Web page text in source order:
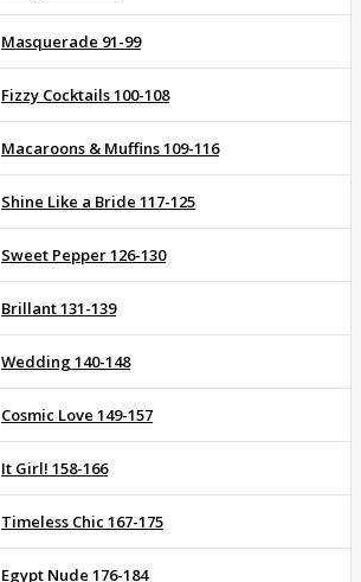
Masquerade 91-99
Fizzy Cocktails 100-108
Macaroons & Muffins 109-116
Shine Like a Bride 117-125
Sweet Pepper 126-130
Brillant 131-139
Wedding 140-148
Cosmic Love 149-157
It Girl! 158-166
Timeless Chic 167-175
Egypt Nude 176-184